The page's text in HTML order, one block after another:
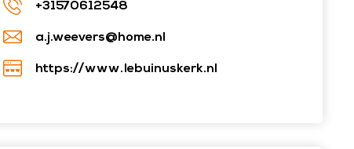
+31570612548
a.j.weevers@home.nl
https://www.lebuinuskerk.nl